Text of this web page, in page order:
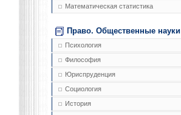
Математическая статистика
Право. Общественные науки
Психология
Философия
Юриспруденция
Социология
История